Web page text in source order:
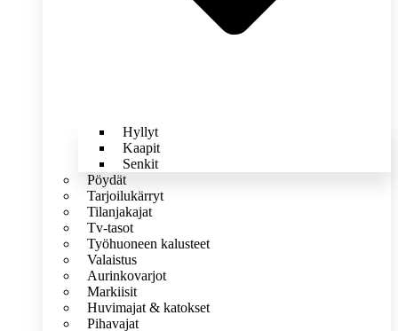
Hyllyt
Kaapit
Senkit
Pöydät
Tarjoilukärryt
Tilanjakajat
Tv-tasot
Työhuoneen kalusteet
Valaistus
Aurinkovarjot
Markiisit
Huvimajat & katokset
Pihavajat